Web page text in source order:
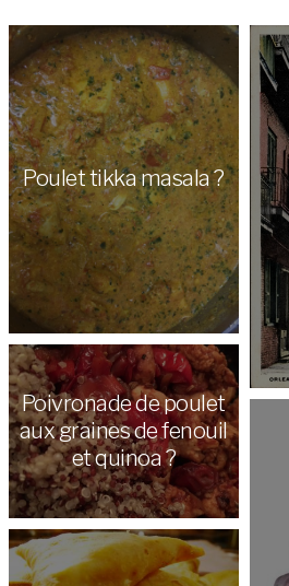
Poulet tikka masala ?
Poivronade de poulet
aux graines de fenouil
et quinoa ?